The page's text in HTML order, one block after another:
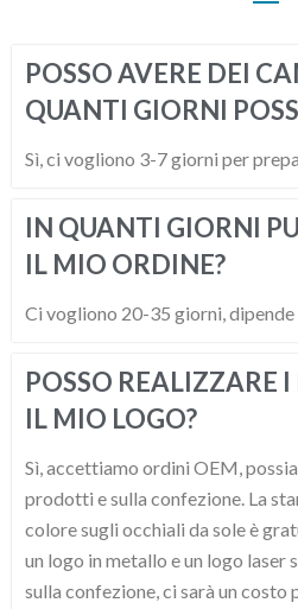
POSSO AVERE DEI
QUANTI GIORNI
Sì, ci vogliono 3-7 giorni per
IN QUANTI GIORNI
IL MIO ORDINE?
Ci vogliono 20-35 giorni,
POSSO REALIZZARE
IL MIO LOGO?
Sì, accettiamo ordini OEM,
prodotti e sulla confezione. La
colore sugli occhiali da sole è
un logo in metallo e un logo laser
sulla confezione, ci sarà un costo